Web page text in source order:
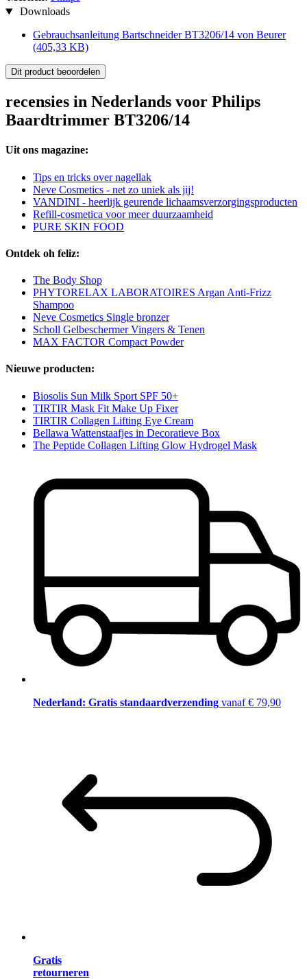
Downloads
Gebrauchsanleitung Bartschneider BT3206/14 von Beurer
(405,33 KB)
Dit product beoordelen
recensies in Nederlands voor Philips
Baardtrimmer BT3206/14
Uit ons magazine:
Tips en tricks over nagellak
Neve Cosmetics - net zo uniek als jij!
VANDINI - heerlijk geurende lichaamsverzorgingsproducten
Refill-cosmetica voor meer duurzaamheid
PURE SKIN FOOD
Ontdek oh feliz:
The Body Shop
PHYTORELAX LABORATOIRES Argan Anti-Frizz
Shampoo
Neve Cosmetics Single bronzer
Scholl Gelbeschermer Vingers & Tenen
MAX FACTOR Compact Powder
Nieuwe producten:
Biosolis Sun Milk Sport SPF 50+
TIRTIR Mask Fit Make Up Fixer
TIRTIR Collagen Lifting Eye Cream
Bellawa Wattenstaafjes in Decoratieve Box
The Peptide Collagen Lifting Glow Hydrogel Mask
Nederland: Gratis standaardverzending vanaf € 79,90
Gratis
retourneren